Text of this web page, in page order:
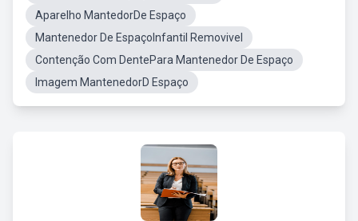
Aparelho MantedorDe Espaço
Mantenedor De EspaçoInfantil Removivel
Contenção Com DentePara Mantenedor De Espaço
Imagem MantenedorD Espaço